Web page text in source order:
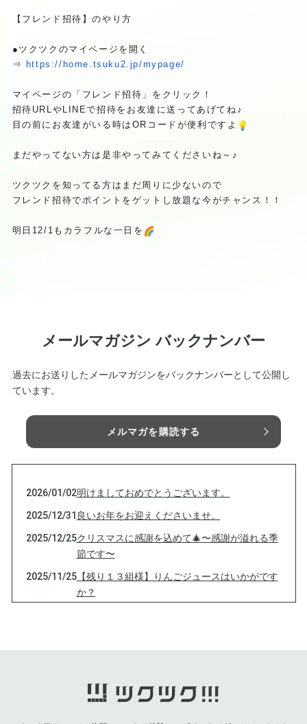
【フレンド招待】のやり方
●ツクツクのマイページを開く
⇒
https://home.tsuku2.jp/mypage/
マイページの「フレンド招待」をクリック！
招待URLやLINEで招待をお友達に送ってあげてね♪
目の前にお友達がいる時はORコードが便利ですよ
まだやってない方は是非やってみてくださいね～♪
ツクツクを知ってる方はまだ周りに少ないので
フレンド招待でポイントをゲットし放題な今がチャンス！！
明日12/1もカラフルな一日を
メールマガジン バックナンバー
過去にお送りしたメールマガジンをバックナンバーとして公開し
ています。
メルマガを購読する
2026/01/02明けましておめでとうございます。
2025/12/31 良いお年をお迎えくださいませ。
2025/12/25クリスマスに感謝を込めて🎄〜感謝が溢れる季
節です〜
2025/11/25【残り１３組様】りんごジュースはいかがです
か？
2025/10/14今季りんご初出荷♪
【りんごジュース残り１８組様】お祭りシーズ